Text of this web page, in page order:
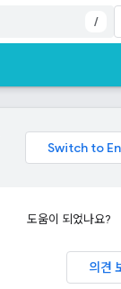
/
도움이 되었나요?
의견